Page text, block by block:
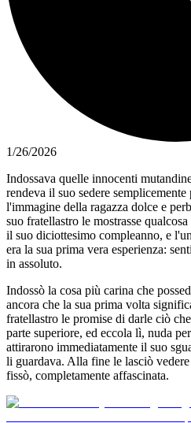
1/26/2026
Indossava quelle innocenti
rendeva il suo sedere
l'immagine della ragazza dolce e
suo fratellastro le mostrasse
il suo diciottesimo compleanno, e
era la sua prima vera esperienza:
in assoluto.
Indossò la cosa più carina che
ancora che la sua prima volta
fratellastro le promise di darle ciò
parte superiore, ed eccola lì, nuda
attirarono immediatamente il suo
li guardava. Alla fine le lasciò
fissò, completamente affascinata.